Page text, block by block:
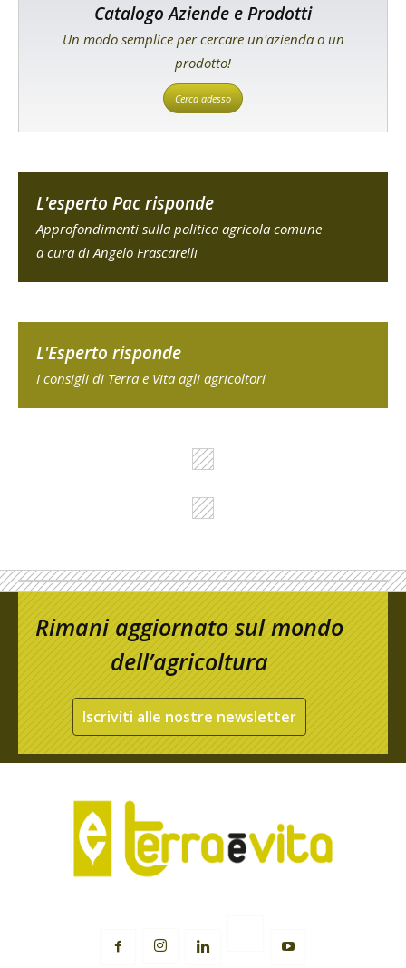
Catalogo Aziende e Prodotti
Un modo semplice per cercare un'azienda o un
prodotto!
Cerca adesso
L'esperto Pac risponde
Approfondimenti sulla politica agricola comune
a cura di Angelo Frascarelli
L'Esperto risponde
I consigli di Terra e Vita agli agricoltori
Rimani aggiornato sul mondo
dell’agricoltura
Iscriviti alle nostre newsletter